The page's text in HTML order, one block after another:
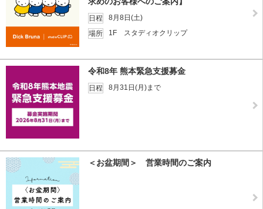
日程
8月8日(土)
場所
1F スタディオクリップ
令和8年 熊本緊急支援募金
日程 8月31日(月)まで
＜お盆期間＞ 営業時間のご案内